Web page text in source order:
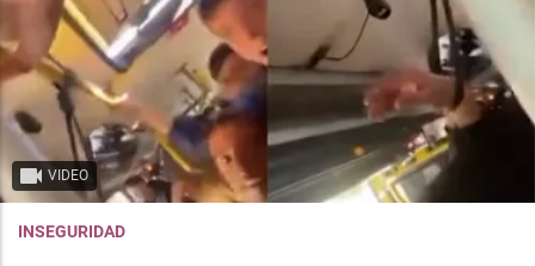
VIDEO
INSEGURIDAD